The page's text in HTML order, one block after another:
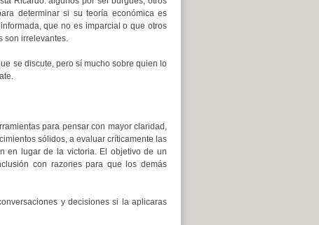
determinar si su teoría económica es
que no es imparcial o que otros
son irrelevantes.
se discute, pero sí mucho sobre quien lo
para pensar con mayor claridad,
sólidos, a evaluar críticamente las
en lugar de la victoria. El objetivo de un
con razones para que los demás
y decisiones si la aplicaras